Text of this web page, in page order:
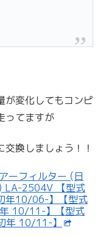
が変化してもコンピ
ってますが
換しましょう！！
ーフィルター (日
LA-2504V 【型式
年10/06-】【型式
10/11-】【型式
年 10/11-】